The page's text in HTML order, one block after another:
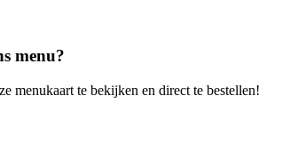
menu?
menukaart te bekijken en direct te bestellen!